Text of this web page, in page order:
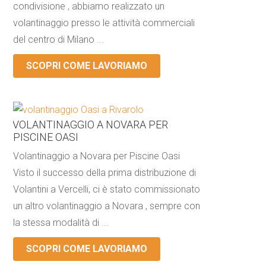
condivisione , abbiamo realizzato un
volantinaggio presso le attività commerciali
del centro di Milano ...
SCOPRI COME LAVORIAMO
VOLANTINAGGIO A NOVARA PER
PISCINE OASI
Volantinaggio a Novara per Piscine Oasi
Visto il successo della prima distribuzione di
Volantini a Vercelli, ci è stato commissionato
un altro volantinaggio a Novara , sempre con
la stessa modalità di ...
SCOPRI COME LAVORIAMO